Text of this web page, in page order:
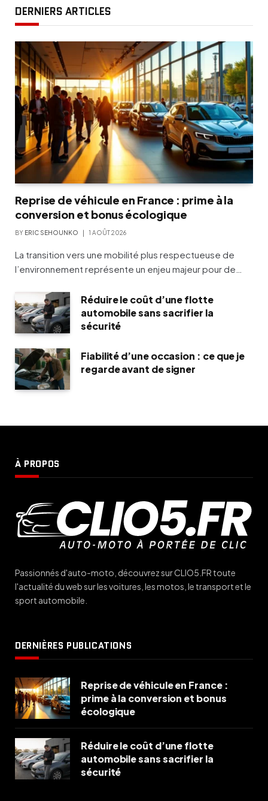
DERNIERS ARTICLES
Reprise de véhicule en France : prime à la
conversion et bonus écologique
BY ERIC SEHOUNKO 1 AOÛT 2026
La transition vers une mobilité plus respectueuse de
l’environnement représente un enjeu majeur pour de…
Réduire le coût d’une flotte
automobile sans sacrifier la
sécurité
Fiabilité d’une occasion : ce que je
regarde avant de signer
À PROPOS
Passionnés d'auto-moto, découvrez sur CLIO5.FR toute
l'actualité du web sur les voitures, les motos, le transport et le
sport automobile.
DERNIÈRES PUBLICATIONS
Reprise de véhicule en France :
prime à la conversion et bonus
écologique
Réduire le coût d’une flotte
automobile sans sacrifier la
sécurité